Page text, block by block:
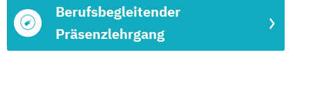
Berufsbegleitender
Präsenzlehrgang